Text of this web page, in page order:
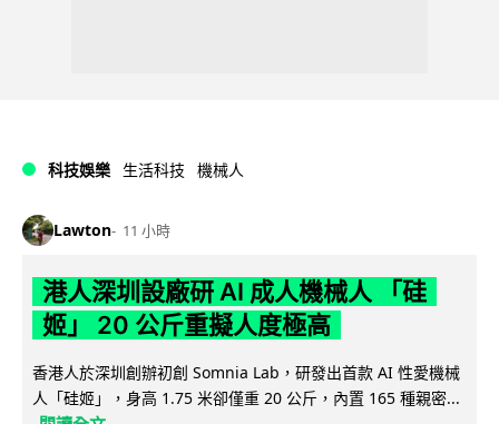
科技娛樂 生活科技 機械人
Lawton 11 小時
港人深圳設廠研 AI 成人機械人 「硅
姬」 20 公斤重擬人度極高
香港人於深圳創辦初創 Somnia Lab，研發出首款 AI 性愛機械
人「硅姬」，身高 1.75 米卻僅重 20 公斤，內置 165 種親密...